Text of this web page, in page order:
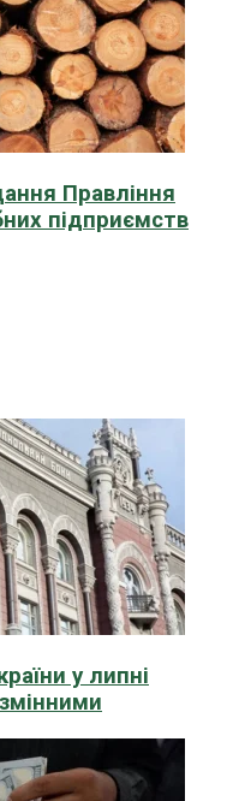
Правління
підприємств
у липні